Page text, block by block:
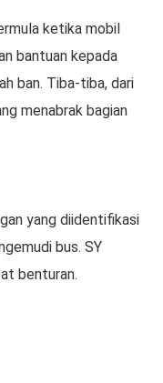
ketika mobil
bantuan kepada
ban. Tiba-tiba, dari
menabrak bagian
yang diidentifikasi
bus. SY
benturan.